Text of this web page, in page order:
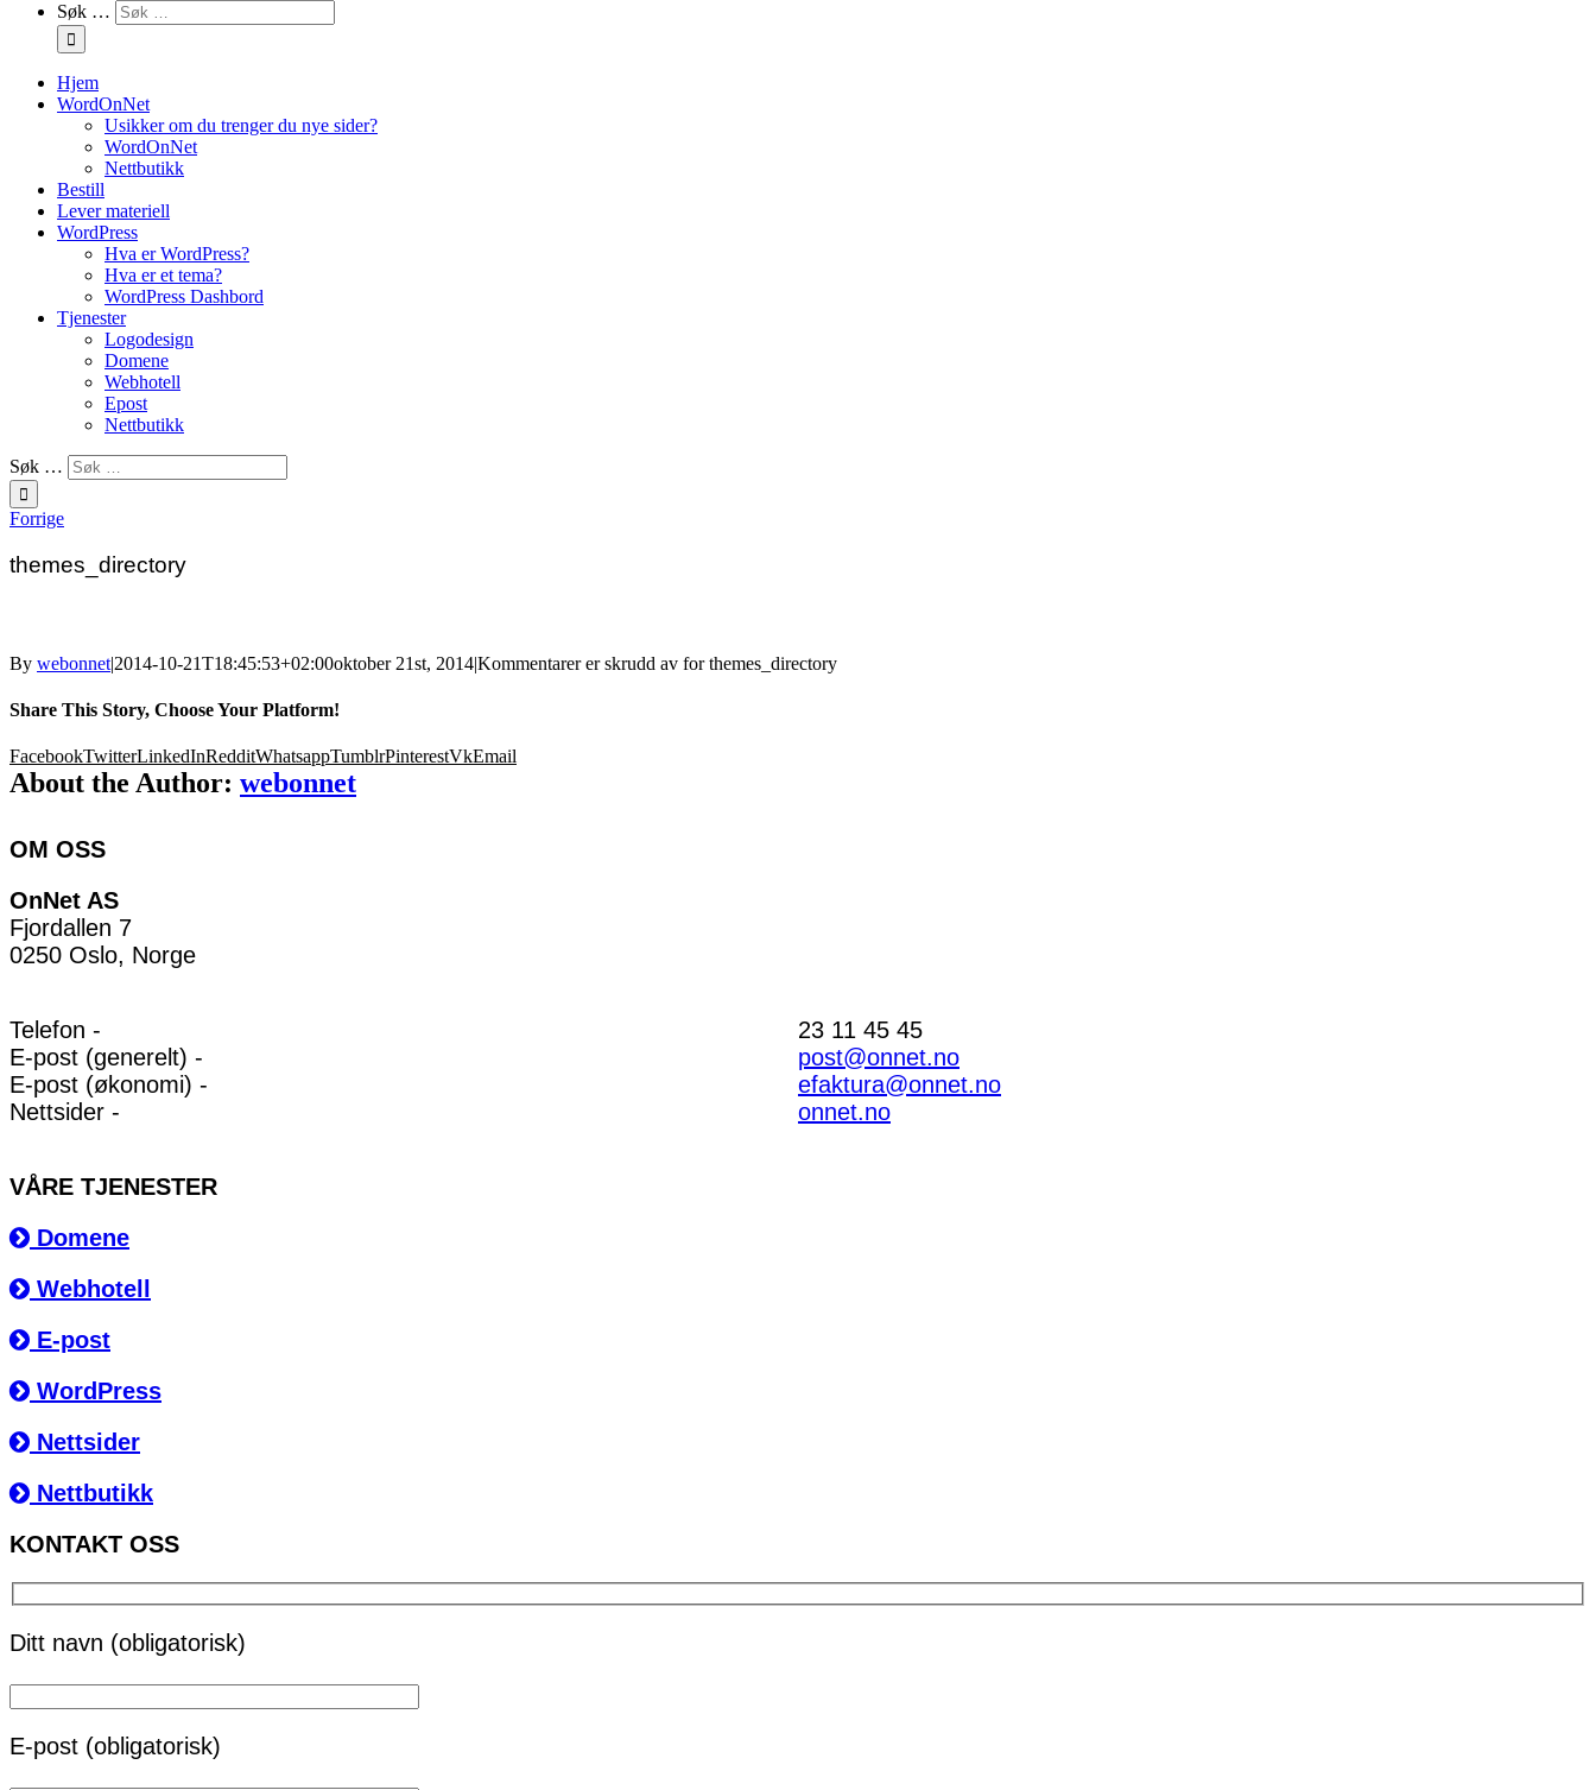
Søk …
Hjem
WordOnNet
Usikker om du trenger du nye sider?
WordOnNet
Nettbutikk
Bestill
Lever materiell
WordPress
Hva er WordPress?
Hva er et tema?
WordPress Dashbord
Tjenester
Logodesign
Domene
Webhotell
Epost
Nettbutikk
Søk …
Forrige
themes_directory
By webonnet|2014-10-21T18:45:53+02:00oktober 21st, 2014|Kommentarer er skrudd av for themes_directory
Share This Story, Choose Your Platform!
FacebookTwitterLinkedInRedditWhatsappTumblrPinterestVkEmail
About the Author: webonnet
OM OSS
OnNet AS
Fjordallen 7
0250 Oslo, Norge
Telefon -
E-post (generelt) -
E-post (økonomi) -
Nettsider -
23 11 45 45
post@onnet.no
efaktura@onnet.no
onnet.no
VÅRE TJENESTER
Domene
Webhotell
E-post
WordPress
Nettsider
Nettbutikk
KONTAKT OSS
Ditt navn (obligatorisk)
E-post (obligatorisk)